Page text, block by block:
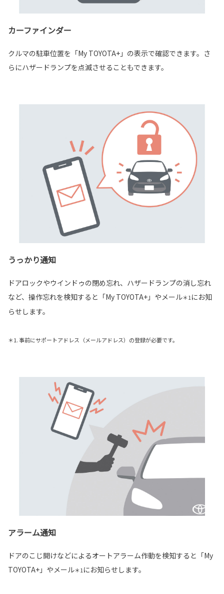
カーファインダー
クルマの駐車位置を「My TOYOTA+」の表示で確認できます。さ
らにハザードランプを点滅させることもできます。
うっかり通知
ドアロックやウインドゥの閉め忘れ、ハザードランプの消し忘れ
など、操作忘れを検知すると「My TOYOTA+」やメール＊1にお知
らせします。
＊1. 事前にサポートアドレス（メールアドレス）の登録が必要です。
アラーム通知
ドアのこじ開けなどによるオートアラーム作動を検知すると「My
TOYOTA+」やメール＊1にお知らせします。